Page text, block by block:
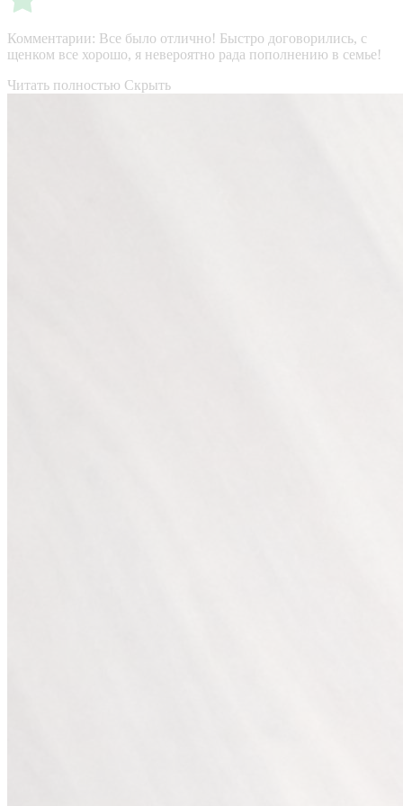
Комментарии: Все было отлично! Быстро договорились, с
щенком все хорошо, я невероятно рада пополнению в семье!
Читать полностью Скрыть